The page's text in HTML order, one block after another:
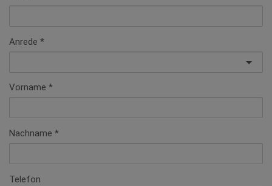
Anrede
Vorname
Nachname
Telefon